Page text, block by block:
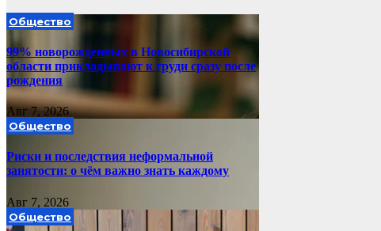
Общество
99% новорожденных в Новосибирской
области прикладывают к груди сразу после
рождения
Авг 7, 2026
Общество
Риски и последствия неформальной
занятости: о чём важно знать каждому
Авг 7, 2026
Общество